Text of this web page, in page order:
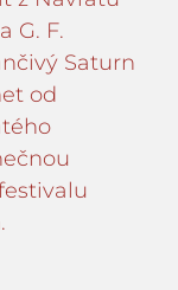
G. F.
Saturn
od